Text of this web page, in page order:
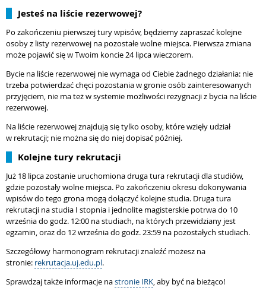
Jesteś na liście rezerwowej?
Po zakończeniu pierwszej tury wpisów, będziemy zapraszać kolejne
osoby z listy rezerwowej na pozostałe wolne miejsca. Pierwsza zmiana
może pojawić się w Twoim koncie 24 lipca wieczorem.
Bycie na liście rezerwowej nie wymaga od Ciebie żadnego działania: nie
trzeba potwierdzać chęci pozostania w gronie osób zainteresowanych
przyjęciem, nie ma też w systemie możliwości rezygnacji z bycia na liście
rezerwowej.
Na liście rezerwowej znajdują się tylko osoby, które wzięły udział
w rekrutacji; nie można się do niej dopisać później.
Kolejne tury rekrutacji
Już 18 lipca zostanie uruchomiona druga tura rekrutacji dla studiów,
gdzie pozostały wolne miejsca. Po zakończeniu okresu dokonywania
wpisów do tego grona mogą dołączyć kolejne studia. Druga tura
rekrutacji na studia I stopnia i jednolite magisterskie potrwa do 10
września do godz. 12:00 na studiach, na których przewidziany jest
egzamin, oraz do 12 września do godz. 23:59 na pozostałych studiach.
Szczegółowy harmonogram rekrutacji znaleźć możesz na
stronie: rekrutacja.uj.edu.pl.
Sprawdzaj także informacje nastronie IRK, aby być na bieżąco!